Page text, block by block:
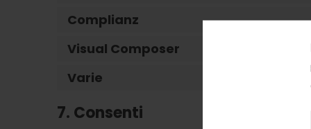
Complianz
Visual Composer
Varie
7. Consenti